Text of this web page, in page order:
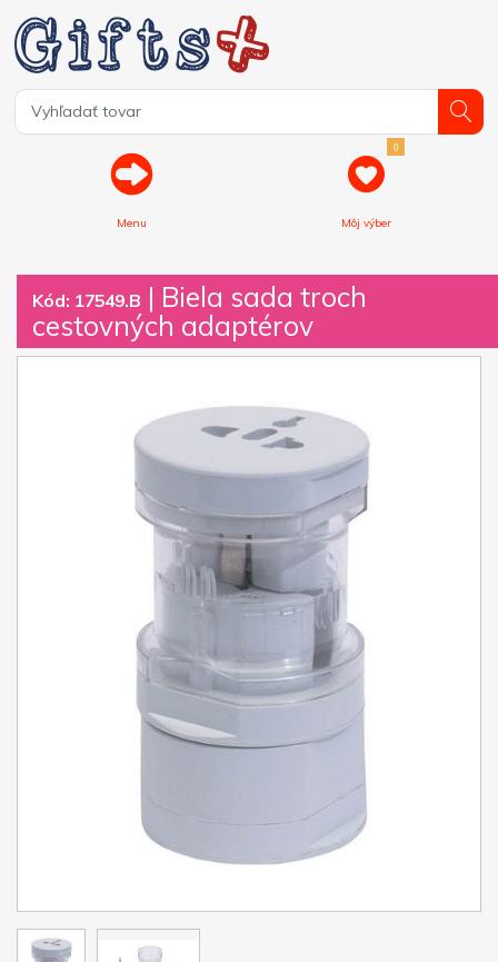
Menu
0
Môj výber
Kód: 17549.B | Biela sada troch
cestovných adaptérov